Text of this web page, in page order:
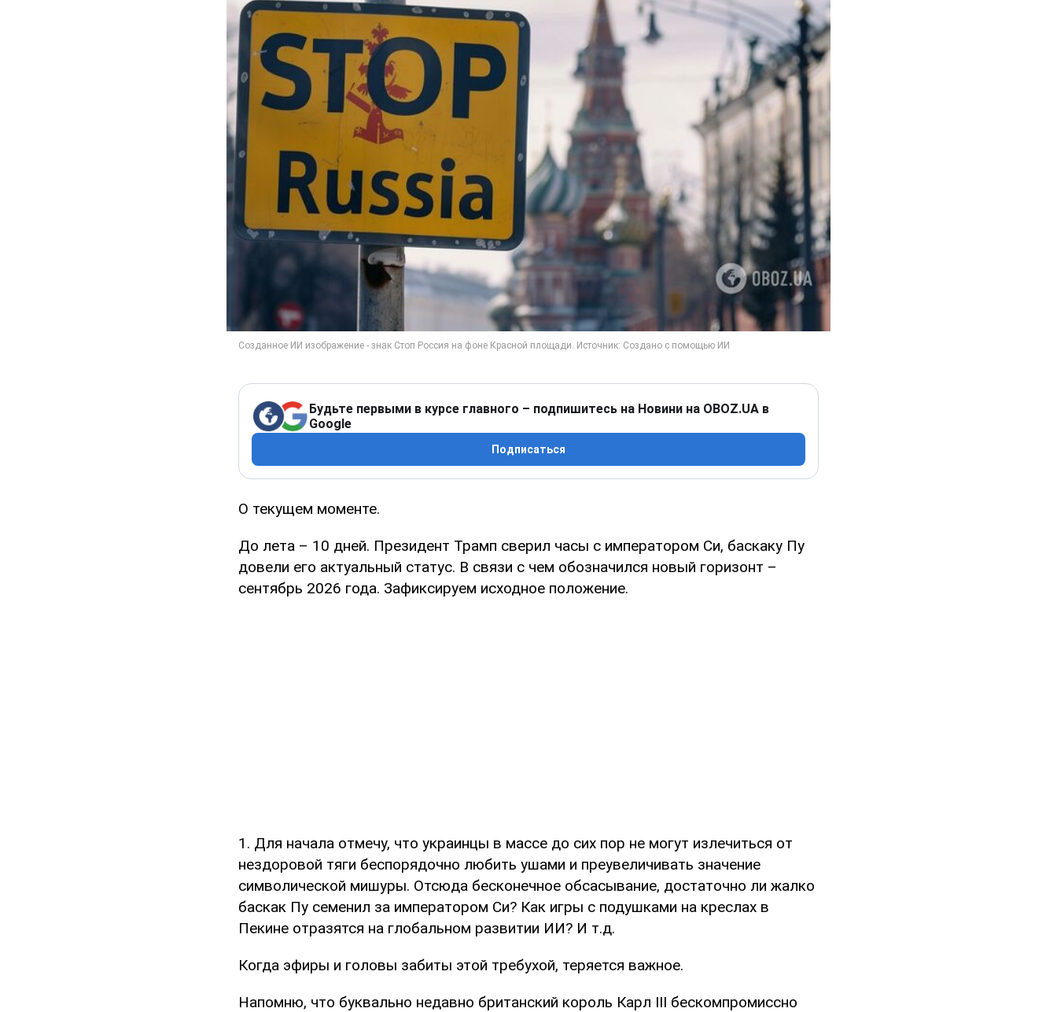
Будьте первыми в курсе главного – подпишитесь на Новини на OBOZ.UA в
Google
Подписаться
О текущем моменте.
До лета – 10 дней. Президент Трамп сверил часы с императором Си, баскаку Пу
довели его актуальный статус. В связи с чем обозначился новый горизонт –
сентябрь 2026 года. Зафиксируем исходное положение.
1. Для начала отмечу, что украинцы в массе до сих пор не могут излечиться от
нездоровой тяги беспорядочно любить ушами и преувеличивать значение
символической мишуры. Отсюда бесконечное обсасывание, достаточно ли жалко
баскак Пу семенил за императором Си? Как игры с подушками на креслах в
Пекине отразятся на глобальном развитии ИИ? И т.д.
Когда эфиры и головы забиты этой требухой, теряется важное.
Напомню, что буквально недавно британский король Карл III бескомпромиссно